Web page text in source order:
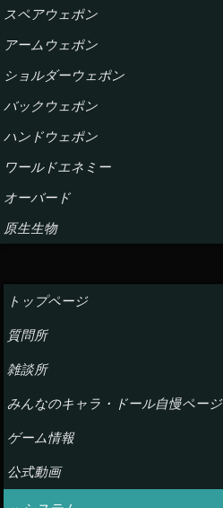
スペアウェポン
アームウェポン
ショルダーウェポン
バックウェポン
ハンドウェポン
ワールドエネミー
オーバード
原生生物
トップページ
質問所
雑談所
みんなのキャラ・ドール自慢ページ
ゲーム情報
公式動画